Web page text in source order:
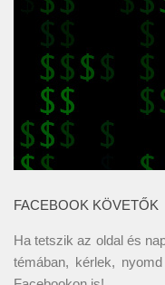
FACEBOOK KÖVETŐK
Ha tetszik az oldal és
témában, kérlek,